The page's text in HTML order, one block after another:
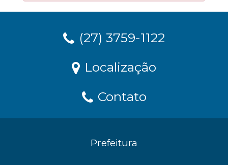
(27) 3759-1122
Localização
Contato
Prefeitura